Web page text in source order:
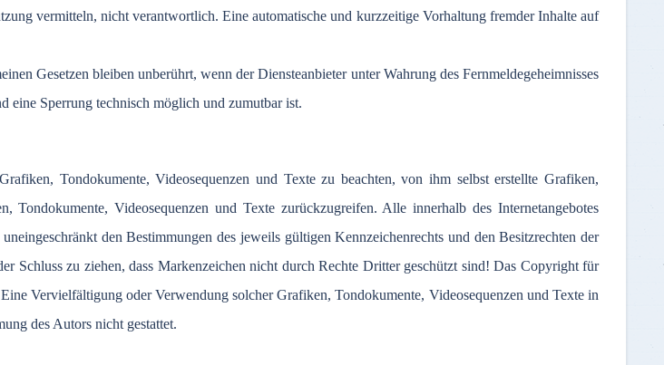
vermitteln, nicht verantwortlich. Eine automatische und kurzzeitige Vorhaltung fremder Inhalte auf
Gesetzen bleiben unberührt, wenn der Diensteanbieter unter Wahrung des Fernmeldegeheimnisses
eine Sperrung technisch möglich und zumutbar ist.
Tondokumente, Videosequenzen und Texte zu beachten, von ihm selbst erstellte Grafiken,
Videosequenzen und Texte zurückzugreifen. Alle innerhalb des Internetangebotes
den Bestimmungen des jeweils gültigen Kennzeichenrechts und den Besitzrechten der
Schluss zu ziehen, dass Markenzeichen nicht durch Rechte Dritter geschützt sind! Das Copyright für
Vervielfältigung oder Verwendung solcher Grafiken, Tondokumente, Videosequenzen und Texte in
des Autors nicht gestattet.